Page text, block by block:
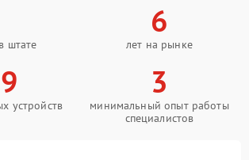
штате
6
лет на рынке
устройств
3
минимальный опыт работы
специалистов